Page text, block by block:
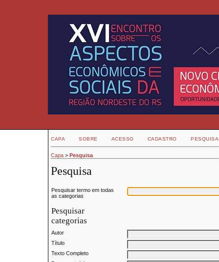
CAPA SOBRE ACESSO CADASTRO PESQUISA
Capa > Pesquisa
Pesquisa
Pesquisar termo em todas
as categorias
Pesquisar
categorias
Autor
Título
Texto Completo